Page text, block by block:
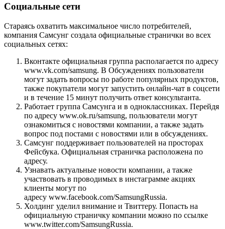
Социальные сети
Стараясь охватить максимальное число потребителей,
компания Самсунг создала официальные странички во всех
социальных сетях:
Вконтакте официальная группа располагается по адресу
www.vk.com/samsung. В Обсуждениях пользователи
могут задать вопросы по работе популярных продуктов,
также покупатели могут запустить онлайн-чат в соцсети
и в течение 15 минут получить ответ консультанта.
Работает группа Самсунга и в одноклассниках. Перейдя
по адресу www.ok.ru/samsung, пользователи могут
ознакомиться с новостями компании, а также задать
вопрос под постами с новостями или в обсуждениях.
Самсунг поддерживает пользователей на просторах
Фейсбука. Официальная страничка расположена по
адресу.
Узнавать актуальные новости компании, а также
участвовать в проводимых в инстаграмме акциях
клиенты могут по
адресу www.facebook.com/SamsungRussia.
Холдинг уделил внимание и Твиттеру. Попасть на
официальную страничку компании можно по ссылке
www.twitter.com/SamsungRussia.